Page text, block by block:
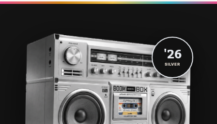
'26
SILVER